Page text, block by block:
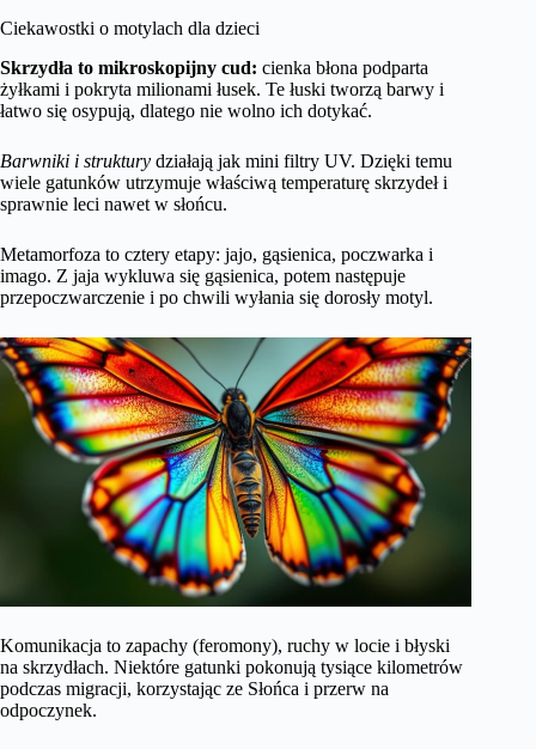
Ciekawostki o motylach dla dzieci
Skrzydła to mikroskopijny cud: cienka błona podparta
żyłkami i pokryta milionami łusek. Te łuski tworzą barwy i
łatwo się osypują, dlatego nie wolno ich dotykać.
Barwniki i struktury działają jak mini filtry UV. Dzięki temu
wiele gatunków utrzymuje właściwą temperaturę skrzydeł i
sprawnie leci nawet w słońcu.
Metamorfoza to cztery etapy: jajo, gąsienica, poczwarka i
imago. Z jaja wykluwa się gąsienica, potem następuje
przepoczwarczenie i po chwili wyłania się dorosły motyl.
Komunikacja to zapachy (feromony), ruchy w locie i błyski
na skrzydłach. Niektóre gatunki pokonują tysiące kilometrów
podczas migracji, korzystając ze Słońca i przerw na
odpoczynek.